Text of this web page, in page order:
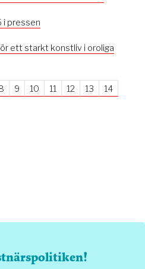
i pressen
ett starkt konstliv i oroliga
9 10 11 12 13
14